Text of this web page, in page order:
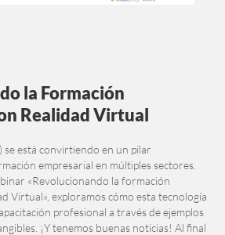
la Formación
Realidad Virtual
se está convirtiendo en un pilar
empresarial en múltiples sectores.
«Revolucionando la formación
Virtual», exploramos cómo esta tecnología
profesional a través de ejemplos
¡Y tenemos buenas noticias! Al final